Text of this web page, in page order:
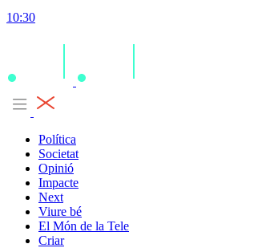
10:30
Política
Societat
Opinió
Impacte
Next
Viure bé
El Món de la Tele
Criar